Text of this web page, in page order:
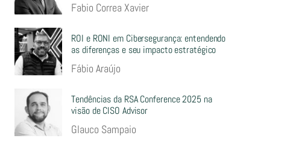
Fabio Correa Xavier
ROI e RONI em Cibersegurança: entendendo
as diferenças e seu impacto estratégico
Fábio Araújo
Tendências da RSA Conference 2025 na
visão de CISO Advisor
Glauco Sampaio